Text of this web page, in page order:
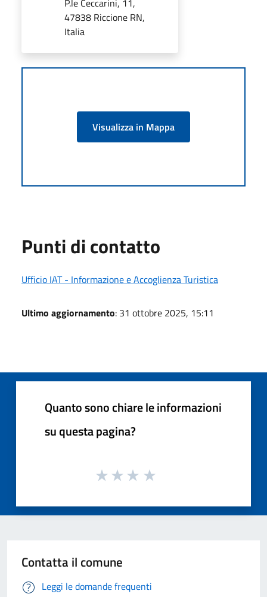
47838 Riccione RN,
Italia
Visualizza in Mappa
Punti di contatto
Ufficio IAT - Informazione e Accoglienza Turistica
Ultimo aggiornamento: 31 ottobre 2025, 15:11
Quanto sono chiare le informazioni
su questa pagina?
Contatta il comune
Leggi le domande frequenti